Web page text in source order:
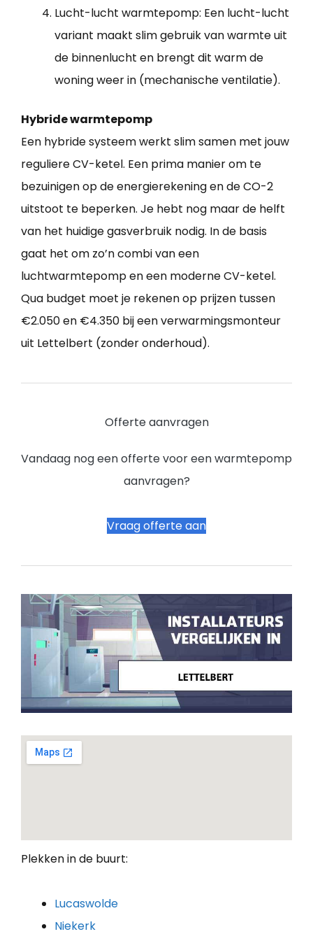
Lucht-lucht warmtepomp: Een lucht-lucht
variant maakt slim gebruik van warmte uit
de binnenlucht en brengt dit warm de
woning weer in (mechanische ventilatie).
Hybride warmtepomp
Een hybride systeem werkt slim samen met jouw
reguliere CV-ketel. Een prima manier om te
bezuinigen op de energierekening en de CO-2
uitstoot te beperken. Je hebt nog maar de helft
van het huidige gasverbruik nodig. In de basis
gaat het om zo’n combi van een
luchtwarmtepomp en een moderne CV-ketel.
Qua budget moet je rekenen op prijzen tussen
€2.050 en €4.350 bij een verwarmingsmonteur
uit Lettelbert (zonder onderhoud).
Offerte aanvragen
Vandaag nog een offerte voor een warmtepomp
aanvragen?
Vraag offerte aan
Plekken in de buurt:
Lucaswolde
Niekerk